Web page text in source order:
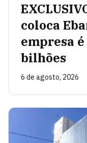
coloca
empresa
bilhões
6 de agosto, 2026